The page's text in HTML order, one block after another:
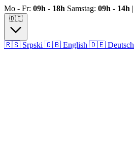
Zum Hauptinhalt springen
Mo - Fr: 09h - 18h Samstag: 09h - 14h |
🇩🇪
🇷🇸 Srpski 🇬🇧 English 🇩🇪 Deutsch